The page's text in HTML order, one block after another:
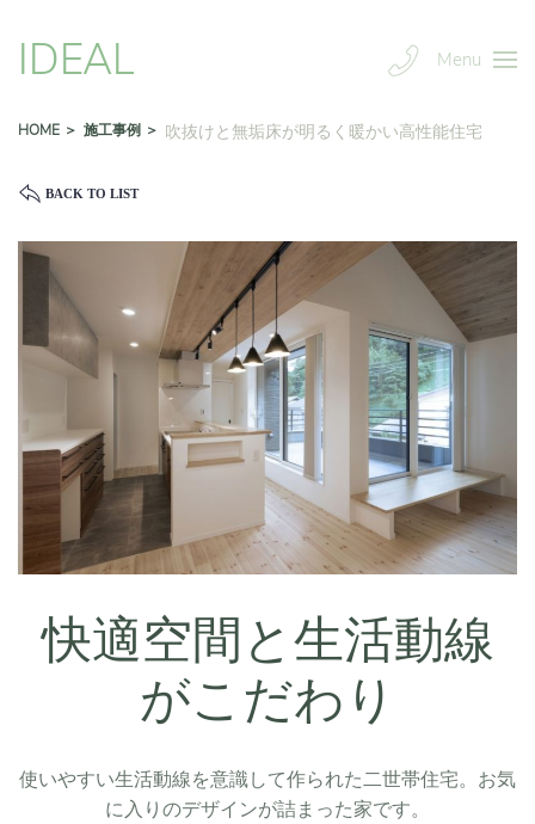
IDEAL Menu
HOME ＞ 施工事例 ＞ 吹抜けと無垢床が明るく暖かい高性能住宅
BACK TO LIST
快適空間と生活動線
がこだわり
使いやすい生活動線を意識して作られた二世帯住宅。お気
に入りのデザインが詰まった家です。